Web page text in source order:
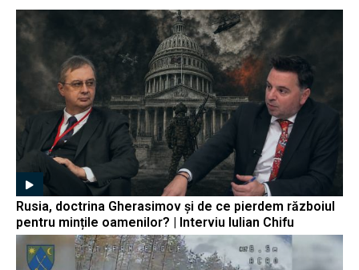
Rusia, doctrina Gherasimov și de ce pierdem războiul
pentru mințile oamenilor? | Interviu Iulian Chifu